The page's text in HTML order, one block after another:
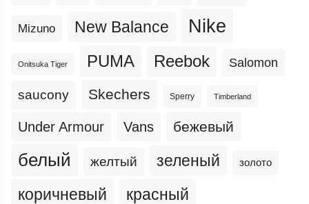
Mizuno New Balance Nike
Onitsuka Tiger PUMA Reebok Salomon
saucony Skechers Sperry Timberland
Under Armour Vans бежевый
белый желтый зеленый золото
коричневый красный